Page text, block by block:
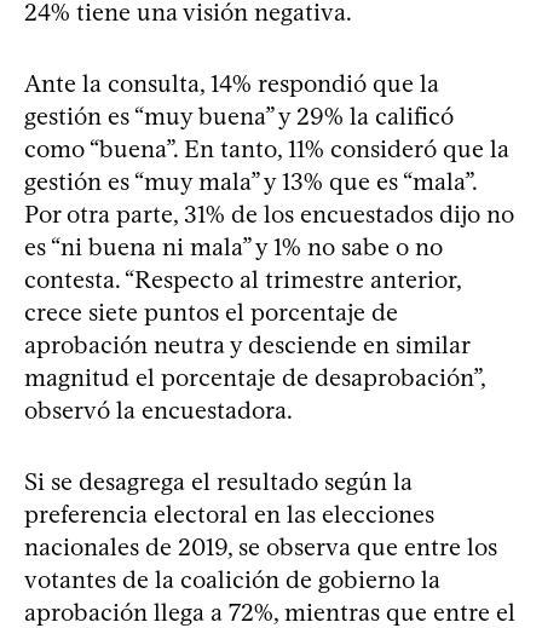
24% tiene una visión negativa.
Ante la consulta, 14% respondió que la
gestión es “muy buena” y 29% la calificó
como “buena”. En tanto, 11% consideró que la
gestión es “muy mala” y 13% que es “mala”.
Por otra parte, 31% de los encuestados dijo no
es “ni buena ni mala” y 1% no sabe o no
contesta. “Respecto al trimestre anterior,
crece siete puntos el porcentaje de
aprobación neutra y desciende en similar
magnitud el porcentaje de desaprobación”,
observó la encuestadora.
Si se desagrega el resultado según la
preferencia electoral en las elecciones
nacionales de 2019, se observa que entre los
votantes de la coalición de gobierno la
aprobación llega a 72%, mientras que entre el